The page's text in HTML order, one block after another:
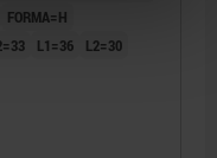
FORMA=H
L1=36
L2=30